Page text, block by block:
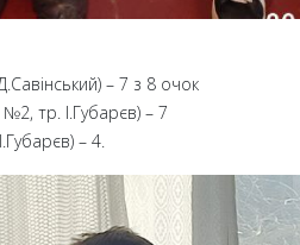
– 7 з 8 очок
тр. І.Губарєв) – 7
– 4.